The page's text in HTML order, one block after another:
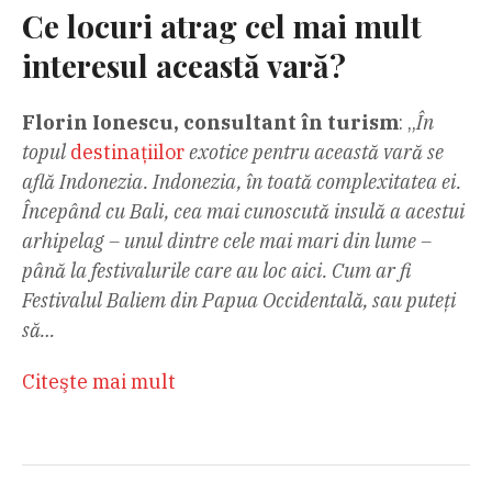
Ce locuri atrag cel mai mult
interesul această vară?
Florin Ionescu, consultant în turism: „În
topul destinațiilorexotice pentru această vară se
află Indonezia. Indonezia, în toată complexitatea ei.
Începând cu Bali, cea mai cunoscută insulă a acestui
arhipelag – unul dintre cele mai mari din lume –
până la festivalurile care au loc aici. Cum ar fi
Festivalul Baliem din Papua Occidentală, sau puteți
să…
Citeşte mai mult